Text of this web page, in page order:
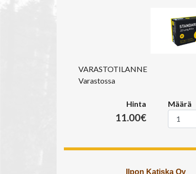
VARASTOTILANNE
Varastossa
Hinta
11.00€
Määrä
Ilpon Katiska Oy